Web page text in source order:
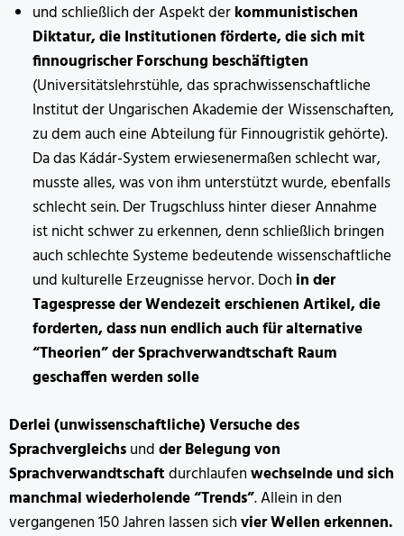
und schließlich der Aspekt derkommunistischen
Diktatur,die Institutionen förderte, die sich mit
finnougrischer Forschung beschäftigten
(Universitätslehrstühle, das sprachwissenschaftliche
Institut der Ungarischen Akademie der Wissenschaften,
zu dem auch eine Abteilung für Finnougristik gehörte).
Da das Kádár-System erwiesenermaßen schlecht war,
musste alles, was von ihm unterstützt wurde, ebenfalls
schlecht sein. Der Trugschluss hinter dieser Annahme
ist nicht schwer zu erkennen, denn schließlich bringen
auch schlechte Systeme bedeutende wissenschaftliche
und kulturelle Erzeugnisse hervor. Doch in der
Tagespresse der Wendezeit erschienen Artikel, die
forderten, dass nun endlich auch für alternative
“Theorien” der Sprachverwandtschaft Raum
geschaffen werden solle
Derlei (unwissenschaftliche) Versuche des
Sprachvergleichsundder Belegung von
Sprachverwandtschaftdurchlaufenwechselnde und sich
manchmal wiederholende “Trends”. Allein in den
vergangenen 150 Jahren lassen sichvier Wellen erkennen.